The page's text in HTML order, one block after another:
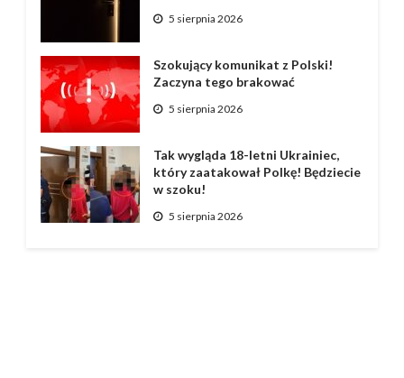
5 sierpnia 2026
Szokujący komunikat z Polski!
Zaczyna tego brakować
5 sierpnia 2026
Tak wygląda 18-letni Ukrainiec,
który zaatakował Polkę! Będziecie
w szoku!
5 sierpnia 2026